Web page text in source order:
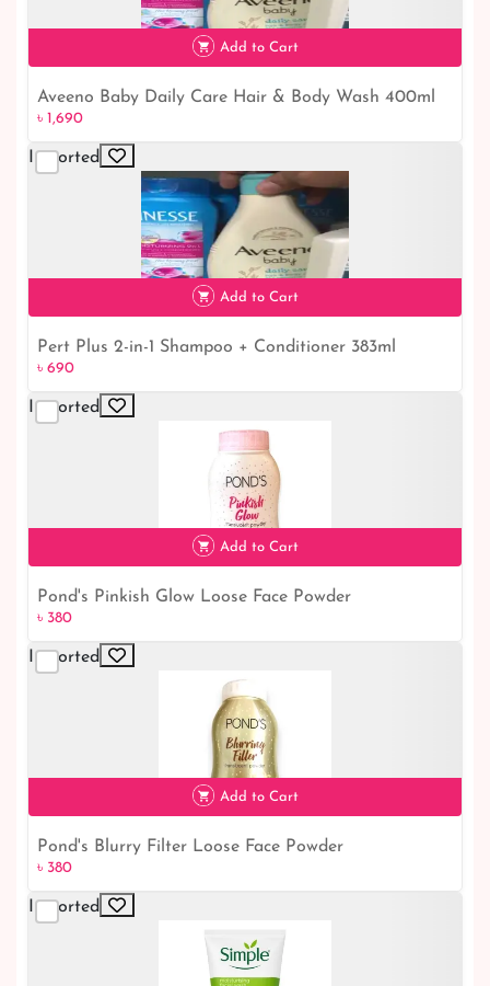
৳ 1,690
৳ 1,690
Add to Cart
Aveeno Baby Daily Care Hair & Body Wash 400ml
৳ 1,690
Imported
৳ 690
Add to Cart
Pert Plus 2-in-1 Shampoo + Conditioner 383ml
৳ 690
Imported
৳ 380
Add to Cart
Pond's Pinkish Glow Loose Face Powder
৳ 380
Imported
৳ 380
Add to Cart
Pond's Blurry Filter Loose Face Powder
৳ 380
Imported